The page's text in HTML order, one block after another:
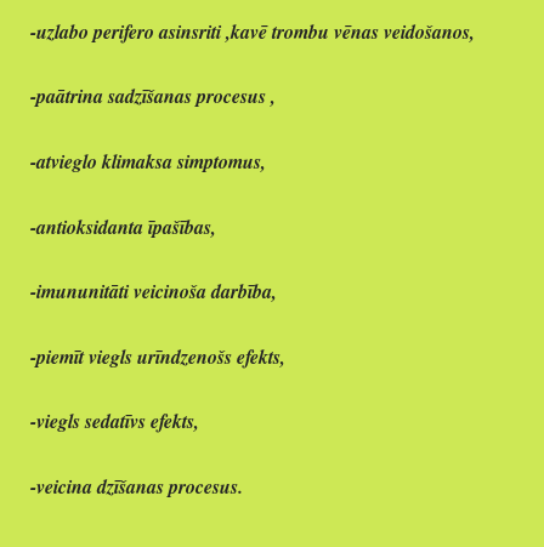
-uzlabo perifero asinsriti ,kavē trombu vēnas veidošanos,
-paātrina sadzīšanas procesus ,
-atvieglo klimaksa simptomus,
-antioksidanta īpašības,
-imununitāti veicinoša darbība,
-piemīt viegls urīndzenošs efekts,
-viegls sedatīvs efekts,
-veicina dzīšanas procesus.